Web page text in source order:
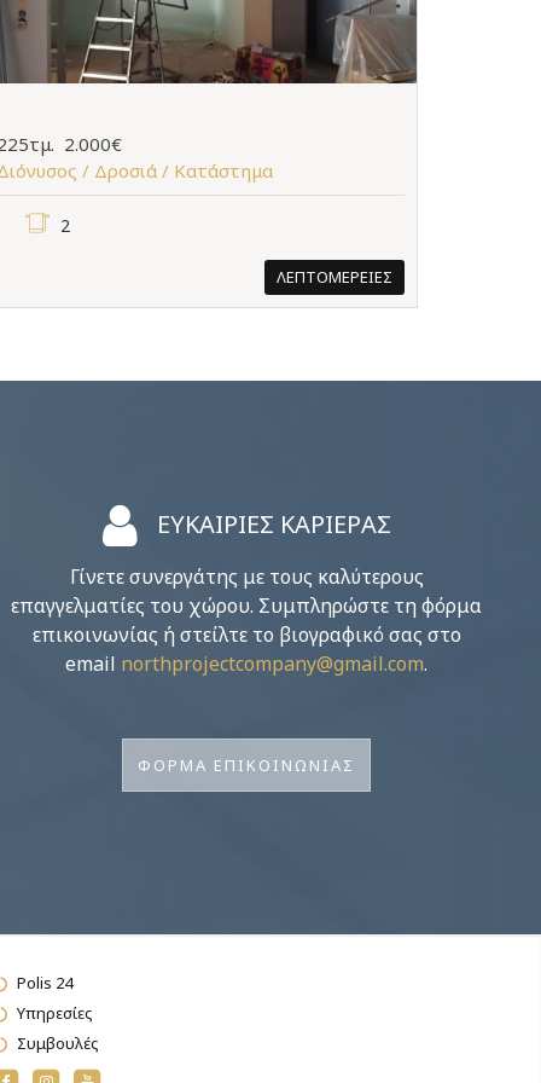
2.000€
/ Δροσιά / Κατάστημα
2
ΛΕΠΤΟΜΕΡΕΙΕΣ
ΕΥΚΑΙΡΙΕΣ ΚΑΡΙΕΡΑΣ
Γίνετε συνεργάτης με τους καλύτερους
επαγγελματίες του χώρου. Συμπληρώστε τη φόρμα
επικοινωνίας ή στείλτε το βιογραφικό σας στο
email northprojectcompany@gmail.com.
ΦΟΡΜΑ ΕΠΙΚΟΙΝΩΝΙΑΣ
Polis 24
Υπηρεσίες
Συμβουλές